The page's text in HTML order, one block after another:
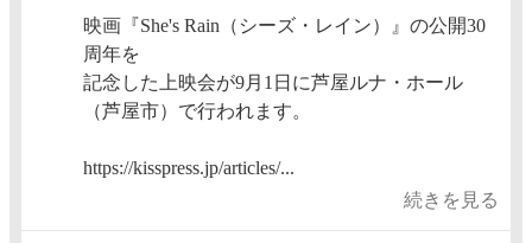
映画『She's Rain（シーズ・レイン）』の公開30
周年を
記念した上映会が9月1日に芦屋ルナ・ホール
（芦屋市）で行われます。
https://kisspress.jp/articles/...
続きを見る